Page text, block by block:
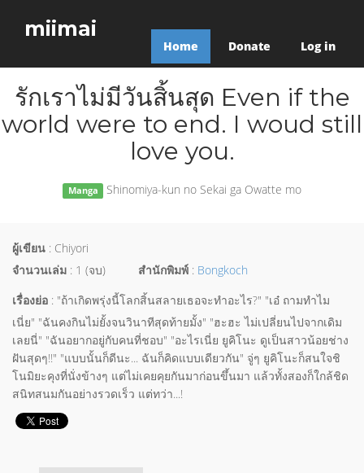
miimai
Home Donate Log in
รักเราไม่มีวันสิ้นสุด Even if the
world were to end. I woud still
love you.
Manga Shinomiya-kun no Sekai ga Owatte mo
ผู้เขียน : Chiyori
จำนวนเล่ม : 1 (จบ) สำนักพิมพ์ : Bongkoch
เรื่องย่อ : "ถ้าเกิดพรุ่งนี้โลกสิ้นสลายเธอจะทำอะไร?" "เอ๋ ถามทำไม
เนี่ย" "ฉันคงกินไม่ยั้งจนวินาทีสุดท้ายมั้ง" "ฮะฮะ ไม่เปลี่ยนไปจากเดิม
เลยนี่" "ฉันอยากอยู่กับคนที่ชอบ" "อะไรเนี่ย ยูคิโนะ ดูเป็นสาวน้อยช่าง
ฝันสุดๆ!!" "แบบนั้นก็ดีนะ... ฉันก็คิดแบบเดียวกัน" จู่ๆ ยูคิโนะก็สนใจชิ
โนมิยะคุงที่นั่งข้างๆ แต่ไม่เคยคุยกันมาก่อนขึ้นมา แล้วทั้งสองก็ใกล้ชิด
สนิทสนมกันอย่างรวดเร็ว แต่ทว่า...!